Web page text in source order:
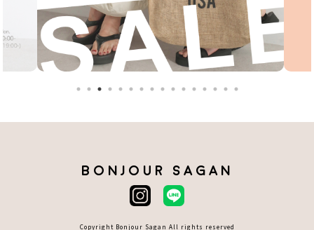
BONJOUR SAGAN
Copyright Bonjour Sagan All rights reserved